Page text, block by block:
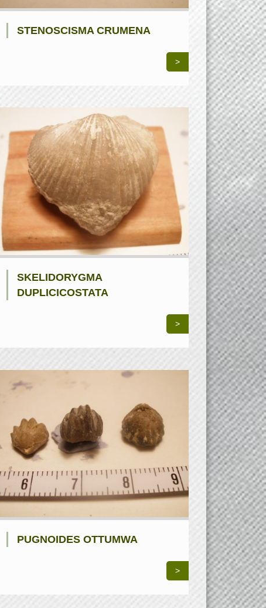
STENOSCISMA CRUMENA
>
SKELIDORYGMA
DUPLICICOSTATA
>
PUGNOIDES OTTUMWA
>